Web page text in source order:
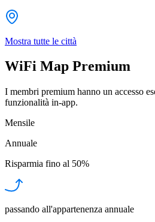
Mostra tutte le città
WiFi Map Premium
I membri premium hanno un accesso
funzionalità in-app.
Mensile
Annuale
Risparmia fino al 50%
passando all'appartenenza annuale